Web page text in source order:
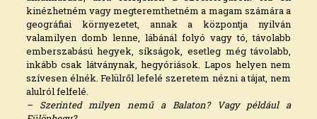
kinézhetném vagy megteremthetném a magam számára a
geográfiai környezetet, annak a központja nyilván
valamilyen domb lenne, lábánál folyó vagy tó, távolabb
emberszabású hegyek, síkságok, esetleg még távolabb,
inkább csak látványnak, hegyóriások. Lapos helyen nem
szívesen élnék. Felülről lefelé szeretem nézni a tájat, nem
alulról felfelé.
– Szerinted milyen nemű a Balaton? Vagy például a